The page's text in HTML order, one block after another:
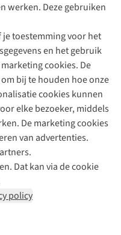
werken. Deze gebruiken
je toestemming voor het
en het gebruik
cookies. De
bij te houden hoe onze
cookies kunnen
elke bezoeker, middels
De marketing cookies
van advertenties.
Dat kan via de cookie
policy